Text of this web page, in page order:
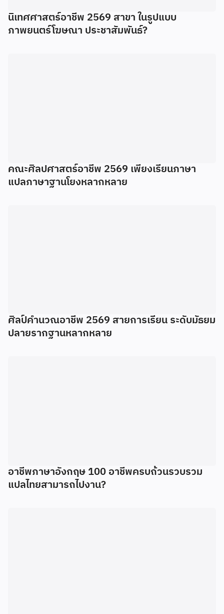
นิเทศศาสตร์อาชีพ 2569 สาขา ในรูปแบบ
ภาพยนตร์โฆษณา ประชาสัมพันธ์?
คณะศิลปศาสตร์อาชีพ 2569 เพียงเรียนภาษา
แปลภาษาฐานโยงหลากหลาย
ศิลป์คํานวณอาชีพ 2569 สายการเรียน ระดับมัธยม
ปลายรากฐานหลากหลาย
อาชีพภาษาอังกฤษ 100 อาชีพครบถ้วนรวบรวม
แปลไทยสามารถไปงาน?